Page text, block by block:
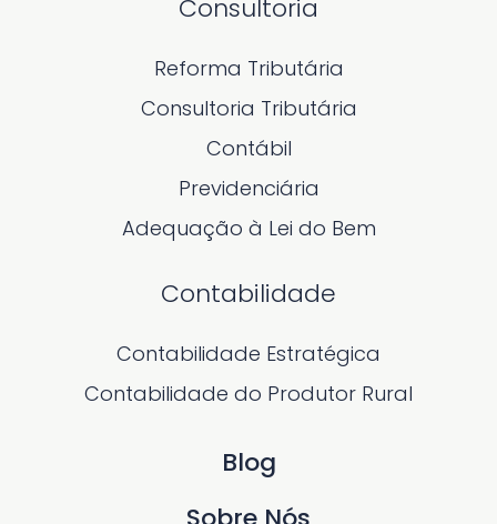
Consultoria
Reforma Tributária
Consultoria Tributária
Contábil
Previdenciária
Adequação à Lei do Bem
Contabilidade
Contabilidade Estratégica
Contabilidade do Produtor Rural
Blog